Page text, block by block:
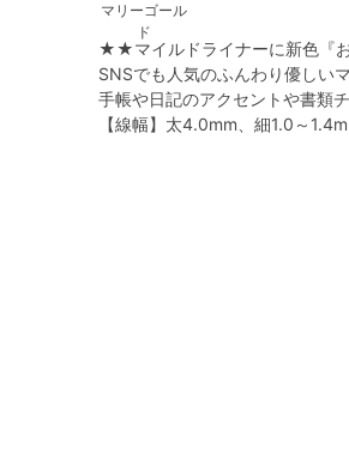
マリーゴール
ド
★★マイルドライナーに新色『
SNSでも人気のふんわり優しい
手帳や日記のアクセントや書類
【線幅】太4.0mm、細1.0～